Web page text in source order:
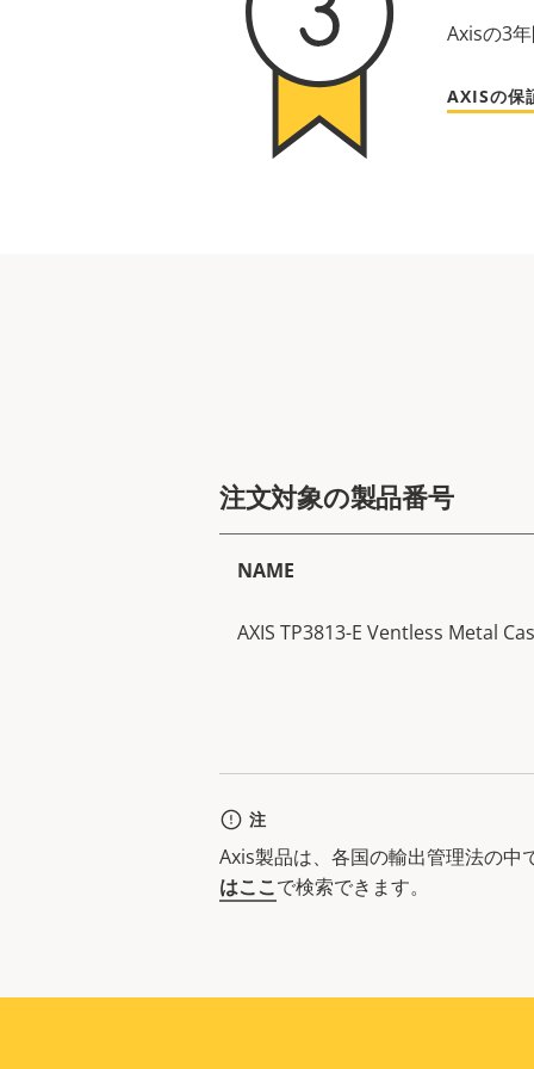
Axisの3
AXISの保
注文対象の製品番号
NAME
AXIS TP3813-E Ventless Metal
注
Axis製品は、各国の輸出管理法の中
はここで検索できます。